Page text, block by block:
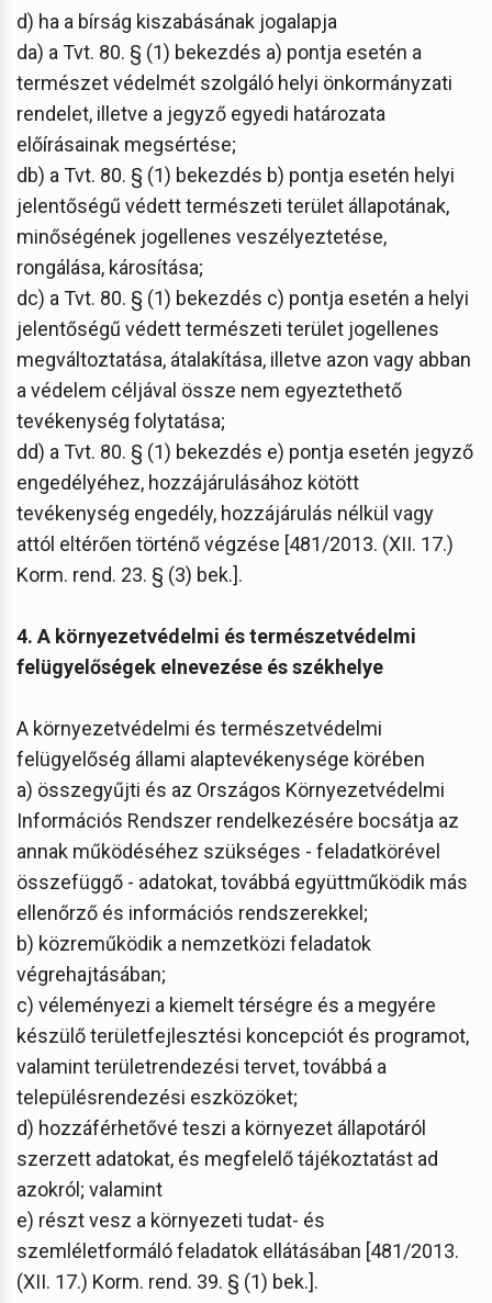
d) ha a bírság kiszabásának jogalapja
da) a Tvt. 80. § (1) bekezdés a) pontja esetén a
természet védelmét szolgáló helyi önkormányzati
rendelet, illetve a jegyző egyedi határozata
előírásainak megsértése;
db) a Tvt. 80. § (1) bekezdés b) pontja esetén helyi
jelentőségű védett természeti terület állapotának,
minőségének jogellenes veszélyeztetése,
rongálása, károsítása;
dc) a Tvt. 80. § (1) bekezdés c) pontja esetén a helyi
jelentőségű védett természeti terület jogellenes
megváltoztatása, átalakítása, illetve azon vagy abban
a védelem céljával össze nem egyeztethető
tevékenység folytatása;
dd) a Tvt. 80. § (1) bekezdés e) pontja esetén jegyző
engedélyéhez, hozzájárulásához kötött
tevékenység engedély, hozzájárulás nélkül vagy
attól eltérően történő végzése [481/2013. (XII. 17.)
Korm. rend. 23. § (3) bek.].
4. A környezetvédelmi és természetvédelmi
felügyelőségek elnevezése és székhelye
A környezetvédelmi és természetvédelmi
felügyelőség állami alaptevékenysége körében
a) összegyűjti és az Országos Környezetvédelmi
Információs Rendszer rendelkezésére bocsátja az
annak működéséhez szükséges - feladatkörével
összefüggő - adatokat, továbbá együttműködik más
ellenőrző és információs rendszerekkel;
b) közreműködik a nemzetközi feladatok
végrehajtásában;
c) véleményezi a kiemelt térségre és a megyére
készülő területfejlesztési koncepciót és programot,
valamint területrendezési tervet, továbbá a
településrendezési eszközöket;
d) hozzáférhetővé teszi a környezet állapotáról
szerzett adatokat, és megfelelő tájékoztatást ad
azokról; valamint
e) részt vesz a környezeti tudat- és
szemléletformáló feladatok ellátásában [481/2013.
(XII. 17.) Korm. rend. 39. § (1) bek.].